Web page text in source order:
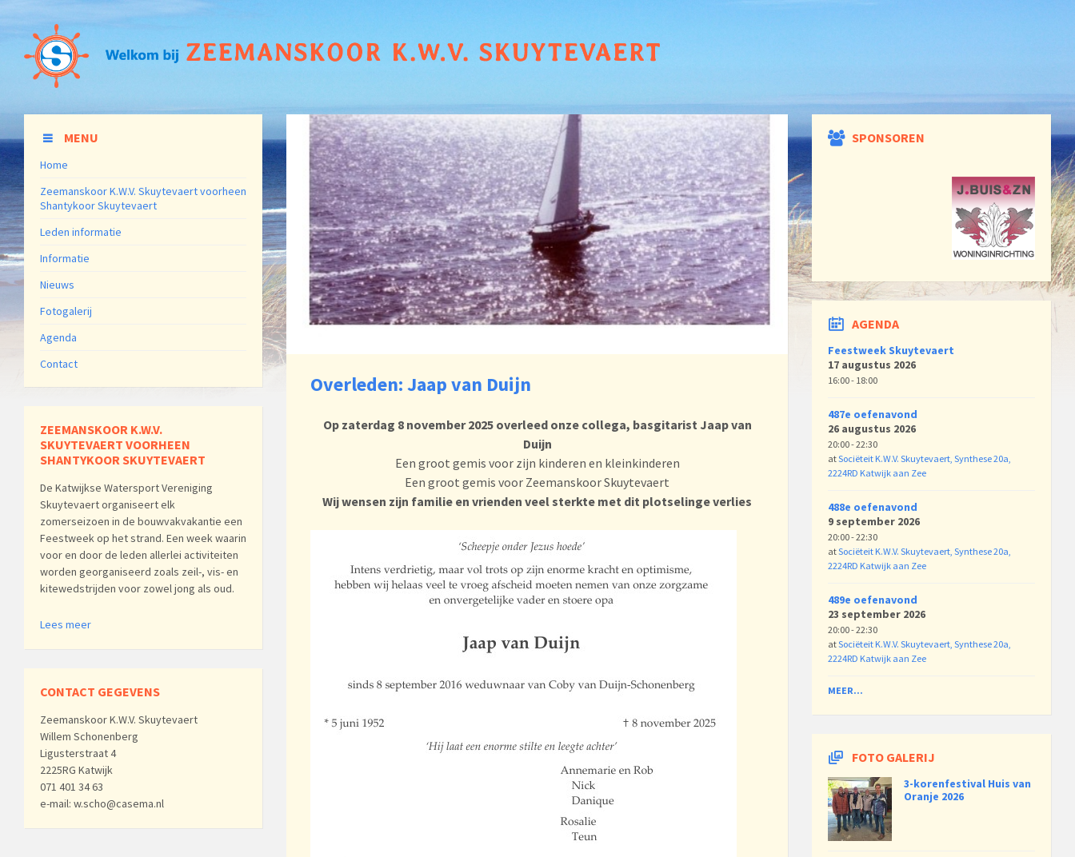
Overleden: Jaap van Duijn
Op zaterdag 8 november 2025 overleed onze collega, basgitarist Jaap van
Duijn
Een groot gemis voor zijn kinderen en kleinkinderen
Een groot gemis voor Zeemanskoor Skuytevaert
Wij wensen zijn familie en vrienden veel sterkte met dit plotselinge verlies
MENU
Home
Zeemanskoor K.W.V. Skuytevaert voorheen
Shantykoor Skuytevaert
Leden informatie
Informatie
Nieuws
Fotogalerij
Agenda
Contact
ZEEMANSKOOR K.W.V.
SKUYTEVAERT VOORHEEN
SHANTYKOOR SKUYTEVAERT
De Katwijkse Watersport Vereniging
Skuytevaert organiseert elk
zomerseizoen in de bouwvakvakantie een
Feestweek op het strand. Een week waarin
voor en door de leden allerlei activiteiten
worden georganiseerd zoals zeil-, vis- en
kitewedstrijden voor zowel jong als oud.
Lees meer
CONTACT GEGEVENS
Zeemanskoor K.W.V. Skuytevaert
Willem Schonenberg
Ligusterstraat 4
2225RG Katwijk
071 401 34 63
e-mail: w.scho@casema.nl
SPONSOREN
AGENDA
Feestweek Skuytevaert
17 augustus 2026
16:00 - 18:00
487e oefenavond
26 augustus 2026
20:00 - 22:30
atSociëteit K.W.V. Skuytevaert, Synthese 20a,
2224RD Katwijk aan Zee
488e oefenavond
9 september 2026
20:00 - 22:30
atSociëteit K.W.V. Skuytevaert, Synthese 20a,
2224RD Katwijk aan Zee
489e oefenavond
23 september 2026
20:00 - 22:30
atSociëteit K.W.V. Skuytevaert, Synthese 20a,
2224RD Katwijk aan Zee
MEER...
FOTO GALERIJ
3-korenfestival Huis van
Oranje 2026